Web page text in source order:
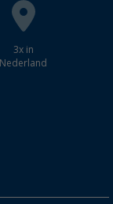
3x in
Nederland